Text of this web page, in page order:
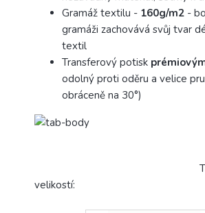
Gramáž textilu - 160g/m2 -
gramáži zachovává svůj tvar
textil
Transferový potisk
odolný proti oděru a velice
obráceně na 30°)
velikostí: